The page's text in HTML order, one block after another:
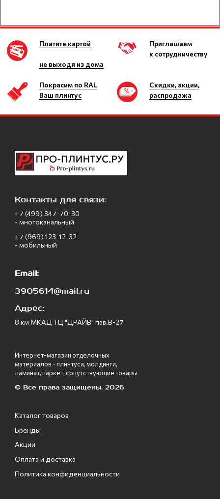
Платите картой
не выходя из дома
Приглашаем
к сотрудничеству
Покрасим по RAL
Ваш плинтус
Скидки, акции,
распродажа
Контакты для связи:
+7 (499) 347-70-30
- многоканальный
+7 (969) 123-12-32
- мобильный
Email:
3905614@mail.ru
Адрес:
8 км МКАД ТЦ "ДРАЙВ" пав.В-27
Интернет-магазин отделочных
материалов - плинтуса, молдинги,
ламинат, паркет, сопутствующие товары
© Все права защищены, 2026
Каталог товаров
Бренды
Акции
Оплата и доставка
Политика конфиденциальности